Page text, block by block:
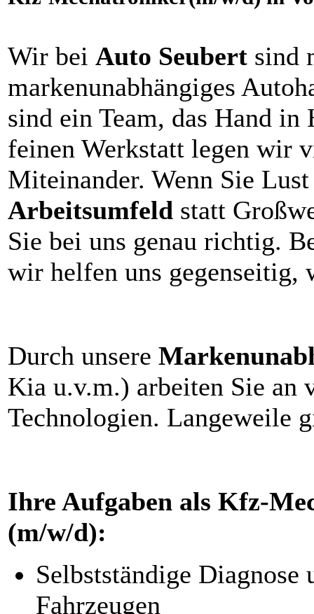
Wir bei Auto Seubert sind
markenunabhängiges
sind ein Team, das Hand
feinen Werkstatt legen wir
Miteinander. Wenn Sie
Arbeitsumfeld statt
Sie bei uns genau richtig.
wir helfen uns
Durch unsere
Kia u.v.m.) arbeiten Sie an
Technologien. Langeweile
Ihre Aufgaben als Kfz-
(m/w/d):
Selbstständige Diagnose
Fahrzeugen